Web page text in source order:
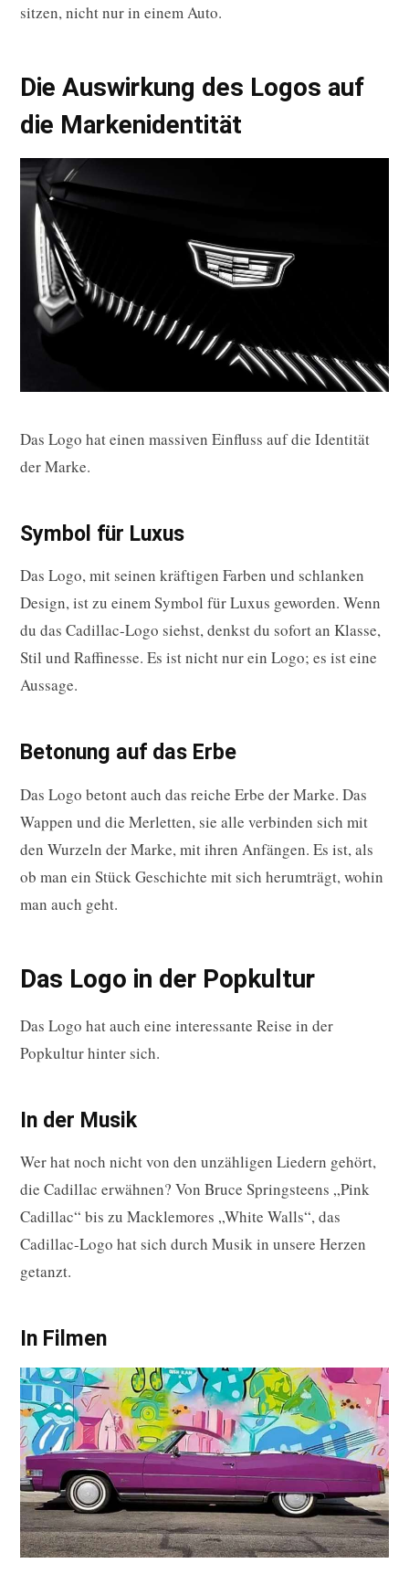
sitzen, nicht nur in einem Auto.
Die Auswirkung des Logos auf
die Markenidentität
Das Logo hat einen massiven Einfluss auf die Identität
der Marke.
Symbol für Luxus
Das Logo, mit seinen kräftigen Farben und schlanken
Design, ist zu einem Symbol für Luxus geworden. Wenn
du das Cadillac-Logo siehst, denkst du sofort an Klasse,
Stil und Raffinesse. Es ist nicht nur ein Logo; es ist eine
Aussage.
Betonung auf das Erbe
Das Logo betont auch das reiche Erbe der Marke. Das
Wappen und die Merletten, sie alle verbinden sich mit
den Wurzeln der Marke, mit ihren Anfängen. Es ist, als
ob man ein Stück Geschichte mit sich herumträgt, wohin
man auch geht.
Das Logo in der Popkultur
Das Logo hat auch eine interessante Reise in der
Popkultur hinter sich.
In der Musik
Wer hat noch nicht von den unzähligen Liedern gehört,
die Cadillac erwähnen? Von Bruce Springsteens „Pink
Cadillac“ bis zu Macklemores „White Walls“, das
Cadillac-Logo hat sich durch Musik in unsere Herzen
getanzt.
In Filmen